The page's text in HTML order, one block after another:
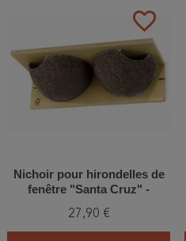
favorite_border
Nichoir pour hirondelles de
fenêtre "Santa Cruz" -
27,90 €